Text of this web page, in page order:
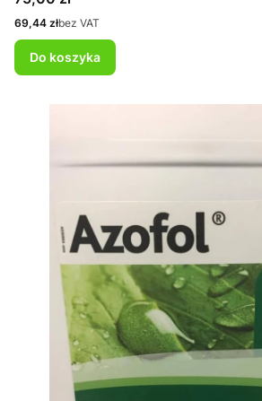
Cena
69,44 złbez VAT
Do koszyka